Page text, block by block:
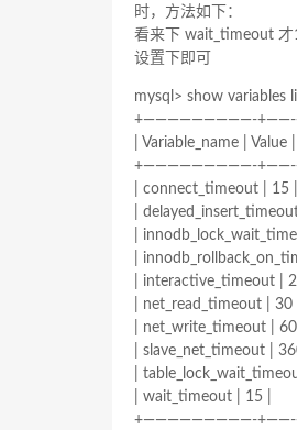
时，方法如下：
看来下 wait_timeout
设置下即可
mysql> show variables
+—————————-+——-
| Variable_name | Value |
+—————————-+——-
| connect_timeout | 15 |
|
|
|
| interactive_timeout |
| net_read_timeout | 30 |
| net_write_timeout | 60 |
| slave_net_timeout |
|
| wait_timeout | 15 |
+—————————-+——-